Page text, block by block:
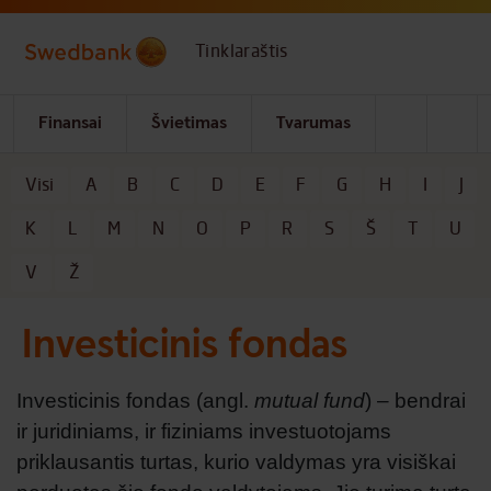
Skip to main content
Tinklaraštis
Finansai Švietimas Tvarumas
Visi A B C D E F G H I J
K L M N O P R S Š T U
V Ž
Investicinis fondas
Investicinis fondas (angl. mutual fund) – bendrai
ir juridiniams, ir fiziniams investuotojams
priklausantis turtas, kurio valdymas yra visiškai